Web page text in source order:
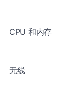
CPU 和内存
无线